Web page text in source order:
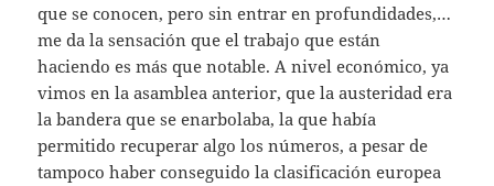
que se conocen, pero sin entrar en profundidades,…
me da la sensación que el trabajo que están
haciendo es más que notable. A nivel económico, ya
vimos en la asamblea anterior, que la austeridad era
la bandera que se enarbolaba, la que había
permitido recuperar algo los números, a pesar de
tampoco haber conseguido la clasificación europea